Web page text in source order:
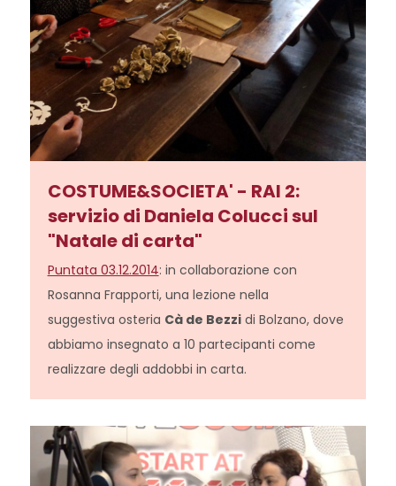
COSTUME&SOCIETA' - RAI 2:
servizio di Daniela Colucci sul
"Natale di carta"
Puntata 03.12.2014: in collaborazione con
Rosanna Frapporti, una lezione nella
suggestiva osteria Cà de Bezzidi Bolzano, dove
abbiamo insegnato a 10 partecipanti come
realizzare degli addobbi in carta.